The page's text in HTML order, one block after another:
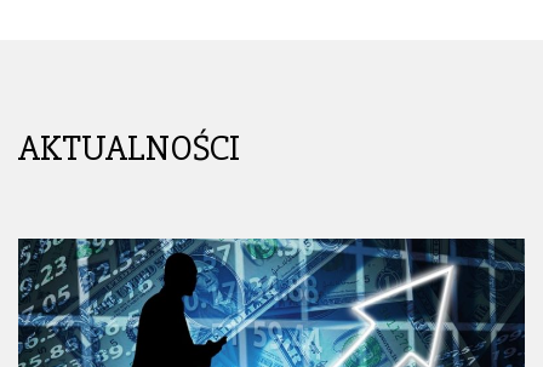
AKTUALNOŚCI